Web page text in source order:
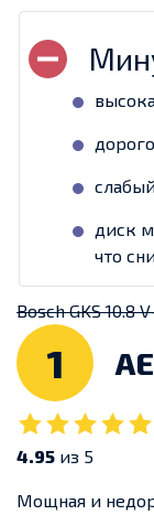
диск
что
Bosch GKS 10.8
1
4.95 из 5
Мощная и